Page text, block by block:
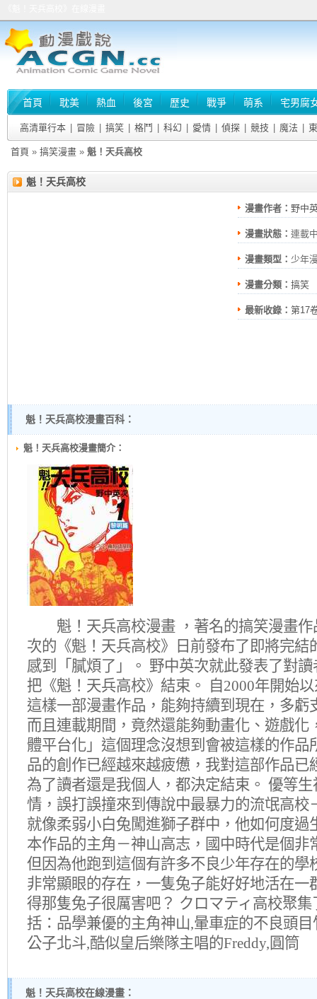
首頁 耽美 熱血 後宮 歷史 戰爭 萌系 宅男腐
高清單行本 冒險 搞笑 格鬥 科幻 愛情 偵探 競技 魔法
首頁 » 搞笑漫畫 » 魁！天兵高校
魁！天兵高校
漫畫作者： 野中
漫畫狀態： 連載
漫畫類型： 少年
漫畫分類： 搞笑
最新收錄： 第17
魁！天兵高校漫畫百科：
魁！天兵高校漫畫簡介：
魁！天兵高校漫畫 ，著名的搞笑漫畫
次的《魁！天兵高校》日前發布了即將完結
感到「膩煩了」。 野中英次就此發表了對
把《魁！天兵高校》結束。 自2000年開始
這樣一部漫畫作品，能夠持續到現在，多虧
而且連載期間，竟然還能夠動畫化、遊戲化
體平台化」這個理念沒想到會被這樣的作品
品的創作已經越來越疲憊，我對這部作品已
為了讀者還是我個人，都決定結束。 優等
情，誤打誤撞來到傳說中最暴力的流氓高校
就像柔弱小白兔闖進獅子群中，他如何度過
本作品的主角－神山高志，國中時代是個非
但因為他跑到這個有許多不良少年存在的學
非常顯眼的存在，一隻兔子能好好地活在一
得那隻兔子很厲害吧？ クロマティ高校聚
括：品學兼優的主角神山,暈車症的不良頭
公子北斗,酷似皇后樂隊主唱的Freddy,圓筒
魁！天兵高校在線漫畫：